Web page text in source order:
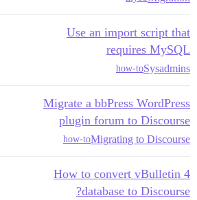
Use an import script that
requires MySQL
Sysadmins
how-to
Migrate a bbPress WordPress
plugin forum to Discourse
Migrating to Discourse
how-to
How to convert vBulletin 4
database to Discourse?